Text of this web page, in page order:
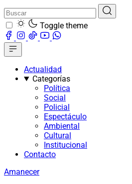
Toggle theme
Actualidad
Categorías
Política
Social
Policial
Espectáculo
Ambiental
Cultural
Institucional
Contacto
Amanecer